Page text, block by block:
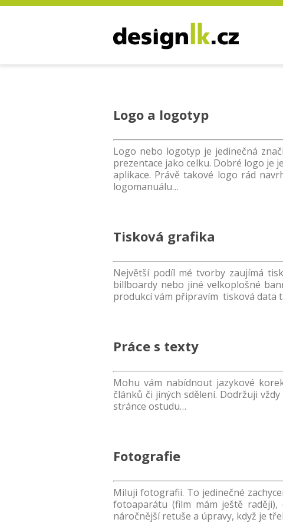
Logo a logotyp
Logo nebo logotyp je jedinečná
prezentace jako celku. Dobré logo je
aplikace. Právě takové logo rád
logomanuálu…
Tisková grafika
Největší podíl mé tvorby zaujímá
billboardy nebo jiné velkoplošné
produkcí vám připravím tisková data
Práce s texty
Mohu vám nabídnout jazykové
článků či jiných sdělení. Dodržuji
stránce ostudu…
Fotografie
Miluji fotografii. To jedinečné
fotoaparátu (film mám ještě
náročnější retuše a úpravy, když je